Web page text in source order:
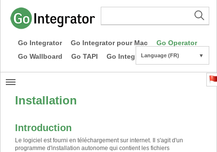
Go Integrator Go Integrator pour Mac
Go Operator
Go Wallboard
Go TAPI Go Integrator CE
Language (FR) ▼
Installation
Introduction
Le logiciel est fourni en téléchargement sur internet. Il s'agit d'un
programme d'installation autonome qui contient les fichiers